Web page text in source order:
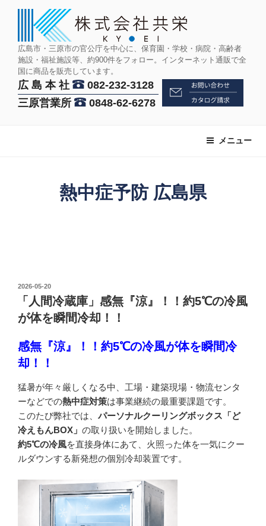
広島市・三原市の官公庁を中心に、保育園・学校・病院・高齢者
施設・福祉施設等、約900件をフォロー。インターネット通販で全
国に商品を販売しています。
広 島 本 社
082-232-3128
三原営業所
0848-62-6278
メニュー
熱中症予防 広島県
投
2026-05-20
「人間冷蔵庫」感無『涼』！！約5℃の冷風
が体を瞬間冷却！！
感無『涼』！！約5℃の冷風が体を瞬間冷
却！！
猛暑が年々厳しくなる中、工場・建築現場・物流センタ
ーなどでの熱中症対策は事業継続の最重要課題です。
このたび弊社では、 パーソナルクーリングボックス「ど
冷えもんBOX」 の取り扱いを開始しました。
約5℃の冷風を直接身体にあて、火照った体を一気にクー
ルダウンする新発想の個別冷却装置です。